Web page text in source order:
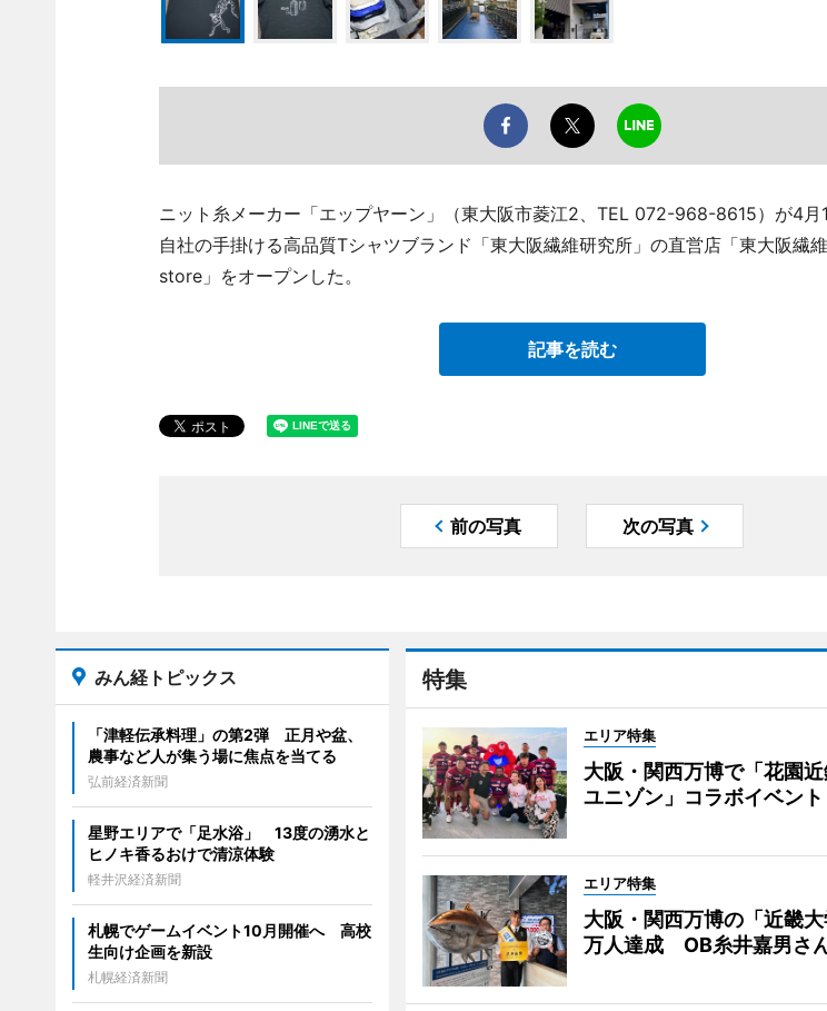
ニット糸メーカー「エップヤーン」（東大阪市菱江2、TEL 072-968-8615）が4月
自社の手掛ける高品質Tシャツブランド「東大阪繊維研究所」の直営店「東大阪繊
store」をオープンした。
記事を読む
前の写真 次の写真
特集
エリア特集
大阪・関西万博で「花園
ユニゾン」コラボイベント
エリア特集
大阪・関西万博の「近畿
万人達成 OB糸井嘉男さ
みん経トピックス
「津軽伝承料理」の第2弾 正月や盆、
農事など人が集う場に焦点を当てる
弘前経済新聞
星野エリアで「足水浴」 13度の湧水と
ヒノキ香るおけで清涼体験
軽井沢経済新聞
札幌でゲームイベント10月開催へ 高校
生向け企画を新設
札幌経済新聞